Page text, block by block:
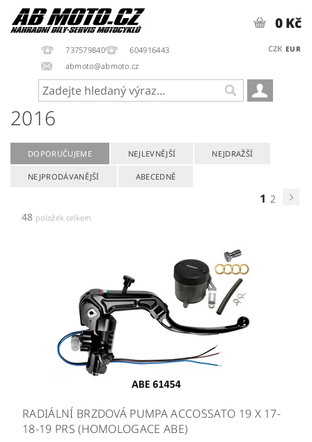
737579840
604916443
abmoto@abmoto.cz
CZK EUR
0 Kč
2016
DOPORUČUJEME NEJLEVNĚJŠÍ NEJDRAŽŠÍ
NEJPRODÁVANĚJŠÍ ABECEDNĚ
1 2
48 položek celkem
RADIÁLNÍ BRZDOVÁ PUMPA ACCOSSATO 19 X 17-
18-19 PRS (HOMOLOGACE ABE)